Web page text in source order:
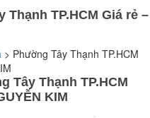
TP.HCM Giá rẻ –
> Phường Tây Thạnh TP.HCM
Tây Thạnh TP.HCM
KIM